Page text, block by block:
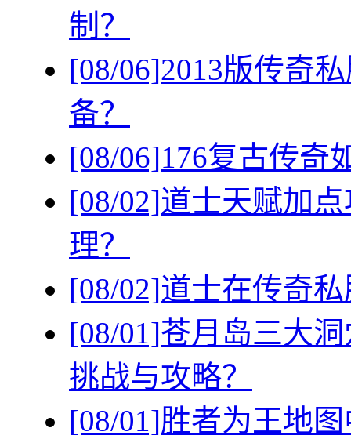
制？
[08/06]2013版传奇
备？
[08/06]176复古传奇
[08/02]道士天赋加
理？
[08/02]道士在传奇
[08/01]苍月岛三大
挑战与攻略？
[08/01]胜者为王地